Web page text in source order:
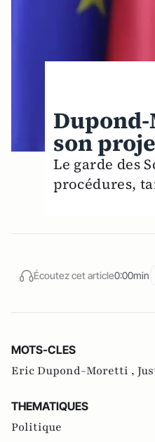
son
Le garde des
procédures,
Écoutez cet article0:00min
MOTS-CLES
Eric Dupond-Moretti ,
THEMATIQUES
Politique